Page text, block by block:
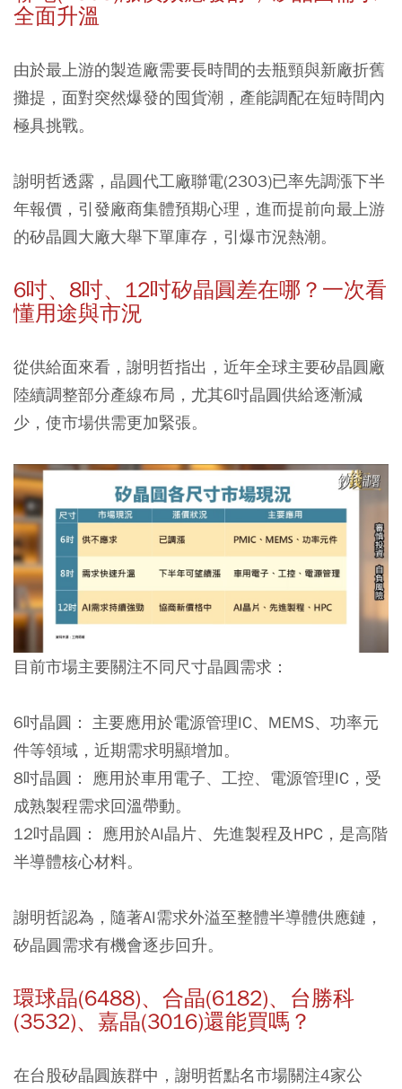
全面升溫
由於最上游的製造廠需要長時間的去瓶頸與新廠折舊
攤提，面對突然爆發的囤貨潮，產能調配在短時間內
極具挑戰。
謝明哲透露，晶圓代工廠聯電(2303)已率先調漲下半
年報價，引發廠商集體預期心理，進而提前向最上游
的矽晶圓大廠大舉下單庫存，引爆市況熱潮。
6吋、8吋、12吋矽晶圓差在哪？一次看
懂用途與市況
從供給面來看，謝明哲指出，近年全球主要矽晶圓廠
陸續調整部分產線布局，尤其6吋晶圓供給逐漸減
少，使市場供需更加緊張。
目前市場主要關注不同尺寸晶圓需求：
6吋晶圓： 主要應用於電源管理IC、MEMS、功率元
件等領域，近期需求明顯增加。
8吋晶圓：
應用於車用電子、工控、電源管理IC，受
成熟製程需求回溫帶動。
12吋晶圓： 應用於AI晶片、先進製程及HPC，是高階
半導體核心材料。
謝明哲認為，隨著AI需求外溢至整體半導體供應鏈，
矽晶圓需求有機會逐步回升。
環球晶(6488)、合晶(6182)、台勝科
(3532)、嘉晶(3016)還能買嗎？
在台股矽晶圓族群中，謝明哲點名市場關注4家公